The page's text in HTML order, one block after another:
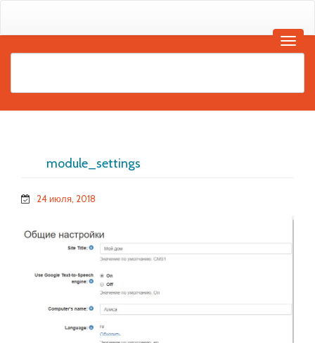
module_settings
24 июля, 2018